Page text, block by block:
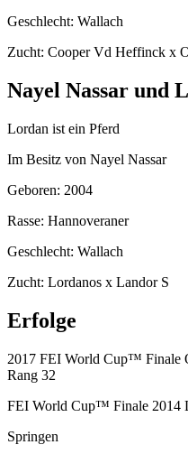
Geschlecht: Wallach
Zucht: Cooper Vd Heffinck x
Nayel Nassar und
Lordan ist ein Pferd
Im Besitz von Nayel Nassar
Geboren: 2004
Rasse: Hannoveraner
Geschlecht: Wallach
Zucht: Lordanos x Landor S
Erfolge
2017 FEI World Cup™ Finale
Rang 32
FEI World Cup™ Finale 2014
Springen